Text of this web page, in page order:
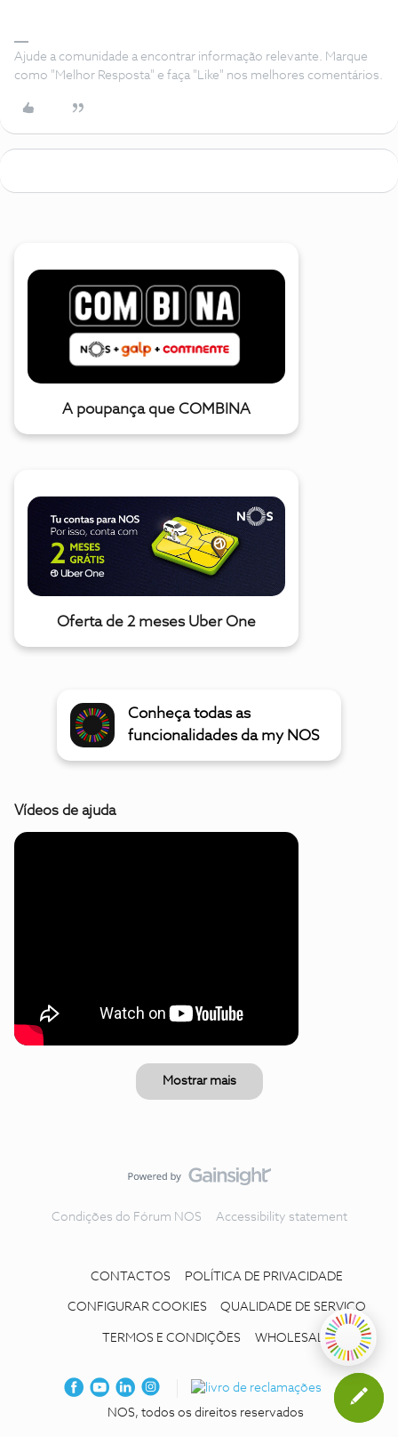
Ajude a comunidade a encontrar informação relevante. Marque
como "Melhor Resposta" e faça "Like" nos melhores comentários.
A poupança que COMBINA
Oferta de 2 meses Uber One
Conheça todas as
funcionalidades da my NOS
Vídeos de ajuda
Mostrar mais
Condições do Fórum NOS Accessibility statement
CONTACTOS POLÍTICA DE PRIVACIDADE
CONFIGURAR COOKIES QUALIDADE DE SERVIÇO
TERMOS E CONDIÇÕES WHOLESALE
NOS, todos os direitos reservados